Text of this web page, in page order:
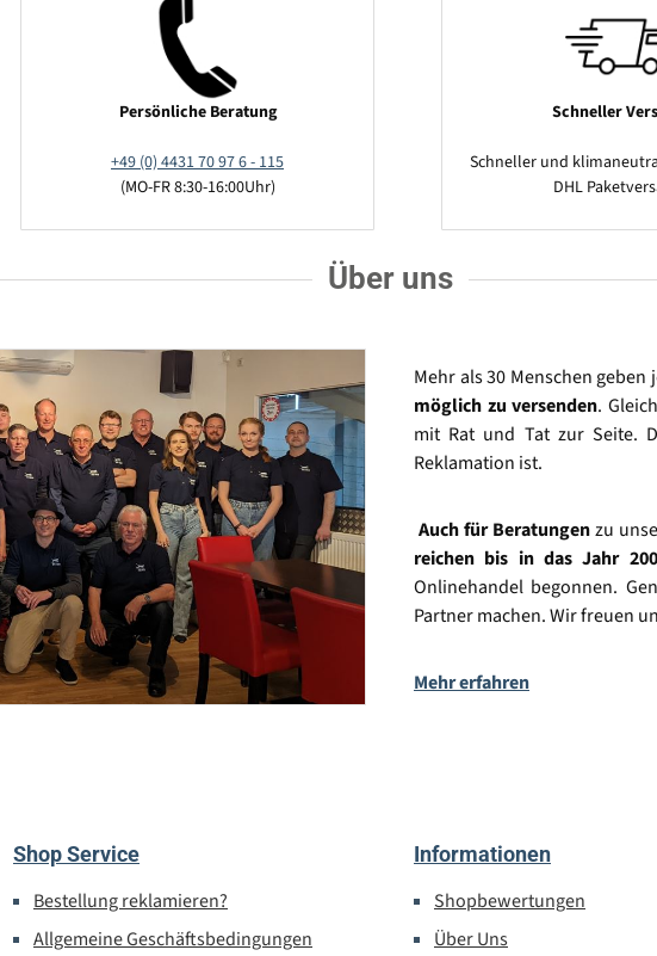
Persönliche Beratung
+49 (0) 4431 70 97 6 - 115
(MO-FR 8:30-16:00Uhr)
Schneller
Schneller und
DHL
Über uns
Mehr als 30 Menschen
möglich zu versenden.
mit Rat und Tat zur Seite.
Reklamation ist.
Auch für Beratungenzu
reichen bis in das Jahr
Onlinehandel begonnen.
Partner machen. Wir freuen
Mehr erfahren
Shop Service
Bestellung reklamieren?
Allgemeine Geschäftsbedingungen
Informationen
Shopbewertungen
Über Uns